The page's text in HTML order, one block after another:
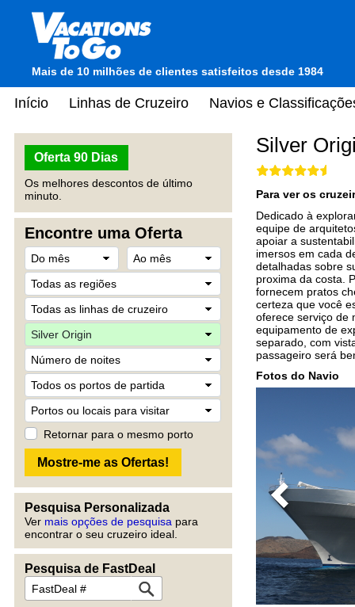
Mais de 10 milhões de clientes satisfeitos desde 1984
Início Linhas de Cruzeiro Navios e
Oferta 90 Dias
Os melhores descontos de último
minuto.
Encontre uma Oferta
Retornar para o mesmo porto
Pesquisa Personalizada
Ver mais opções de pesquisa para
encontrar o seu cruzeiro ideal.
Pesquisa de FastDeal
Silver
Para ver os
Dedicado à
equipe de
apoiar a
imersos em cada
detalhadas sobre
proxima da costa.
fornecem pratos
certeza que você
oferece serviço de
equipamento de
separado, com
passageiro será
Fotos do Navio
Previous